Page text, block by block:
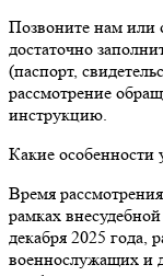
Позвоните нам или
достаточно
(паспорт,
рассмотрение
инструкцию.
Какие
Время
рамках
декабря 2025 года,
военнослужащих и